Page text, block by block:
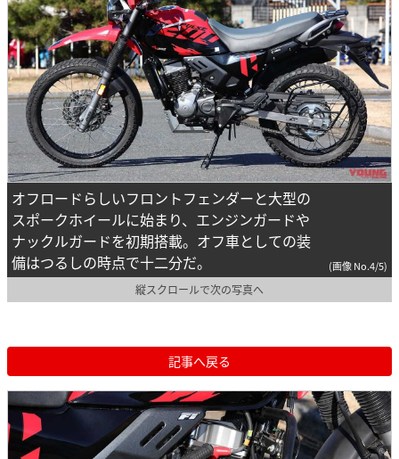
オフロードらしいフロントフェンダーと大型の
スポークホイールに始まり、エンジンガードや
ナックルガードを初期搭載。オフ車としての装
備はつるしの時点で十二分だ。
(画像 No.4/5)
縦スクロールで次の写真へ
記事へ戻る